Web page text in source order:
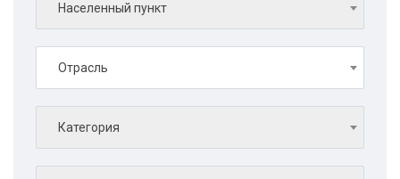
Населенный пункт
Отрасль
Категория